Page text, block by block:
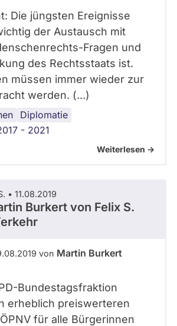
Die jüngsten Ereignisse
der Austausch mit
Fragen und
des Rechtsstaats ist.
müssen immer wieder zur
werden. (...)
Diplomatie
- 2021
Weiterlesen ->
• 11.08.2019
Burkert von Felix S.
von Martin Burkert
Bundestagsfraktion
erheblich preiswerteren
für alle Bürgerinnen